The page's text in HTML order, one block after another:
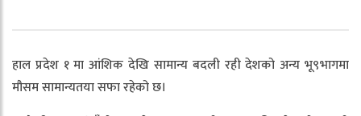
हाल प्रदेश १ मा आंशिक देखि सामान्य बदली रही देशको अन्य भू९भागमा
मौसम सामान्यतया सफा रहेको छ।